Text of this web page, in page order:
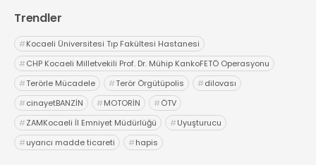
Trendler
#Kocaeli Üniversitesi Tıp Fakültesi Hastanesi
#CHP Kocaeli Milletvekili Prof. Dr. Mühip KankoFETÖ Operasyonu
#Terörle Mücadele #Terör Örgütüpolis #dilovası
#cinayetBANZİN #MOTORİN #ÖTV
#ZAMKocaeli İl Emniyet Müdürlüğü #Uyuşturucu
#uyarıcı madde ticareti #hapis